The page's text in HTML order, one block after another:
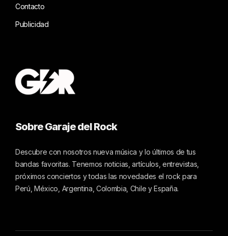
Contacto
Publicidad
Sobre Garaje del Rock
Descubre con nosotros nueva música y lo últimos de tus
bandas favoritas. Tenemos noticias, artículos, entrevistas,
próximos conciertos y todas las novedades el rock para
Perú, México, Argentina, Colombia, Chile y España.